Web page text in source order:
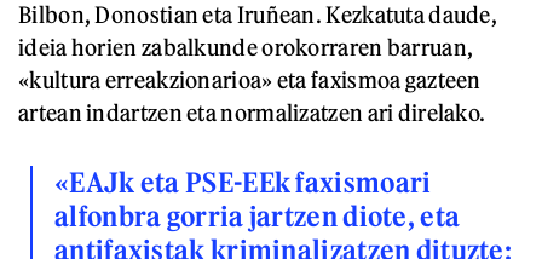
Bilbon, Donostian eta Iruñean. Kezkatuta daude,
ideia horien zabalkunde orokorraren barruan,
«kultura erreakzionarioa» eta faxismoa gazteen
artean indartzen eta normalizatzen ari direlako.
«EAJk eta PSE-EEk faxismoari
alfonbra gorria jartzen diote, eta
antifaxistak kriminalizatzen dituzte: